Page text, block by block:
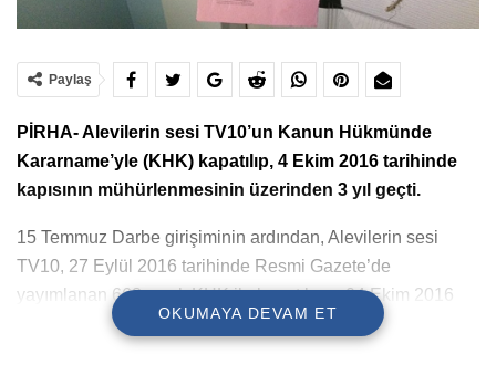
Paylaş
PİRHA- Alevilerin sesi TV10’un Kanun Hükmünde
Kararname’yle (KHK) kapatılıp, 4 Ekim 2016 tarihinde
kapısının mühürlenmesinin üzerinden 3 yıl geçti.
15 Temmuz Darbe girişiminin ardından, Alevilerin sesi
TV10, 27 Eylül 2016 tarihinde Resmi Gazete’de
yayımlanan 668 sayılı KHK ile kapatılmış, 04 Ekim 2016
tarihinde mühürlenmiş ve mal varlıkları TMSF tarafından
OKUMAYA DEVAM ET